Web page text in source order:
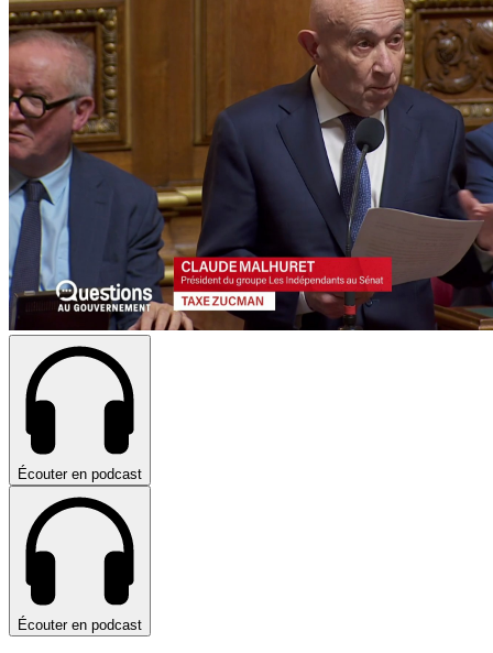
Écouter en podcast
Écouter en podcast